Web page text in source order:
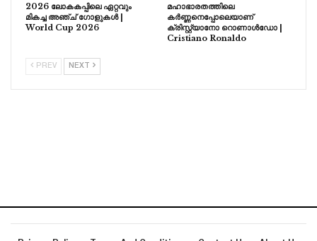
2026 ലോകകപ്പിലെ ഏറ്റവും
മികച്ച അഞ്ച് ഗോളുകൾ |
World Cup 2026
മഹാഭാരതത്തിലെ
കർണ്ണനെപ്പോലെയാണ്
ക്രിസ്റ്റ്യാനോ റൊണാൾഡോ |
Cristiano Ronaldo
PREV NEXT